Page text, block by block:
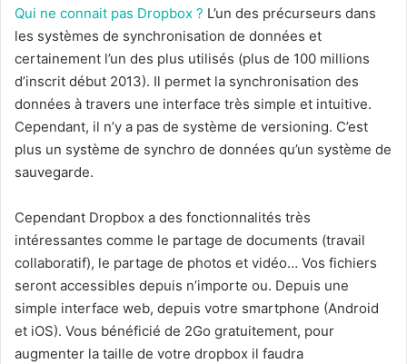
Qui ne connait pas Dropbox ? L’un des précurseurs dans
les systèmes de synchronisation de données et
certainement l’un des plus utilisés (plus de 100 millions
d’inscrit début 2013). Il permet la synchronisation des
données à travers une interface très simple et intuitive.
Cependant, il n’y a pas de système de versioning. C’est
plus un système de synchro de données qu’un système de
sauvegarde.
Cependant Dropbox a des fonctionnalités très
intéressantes comme le partage de documents (travail
collaboratif), le partage de photos et vidéo… Vos fichiers
seront accessibles depuis n’importe ou. Depuis une
simple interface web, depuis votre smartphone (Android
et iOS). Vous bénéficié de 2Go gratuitement, pour
augmenter la taille de votre dropbox il faudra